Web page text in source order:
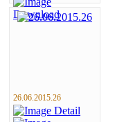
26.06.2015.26